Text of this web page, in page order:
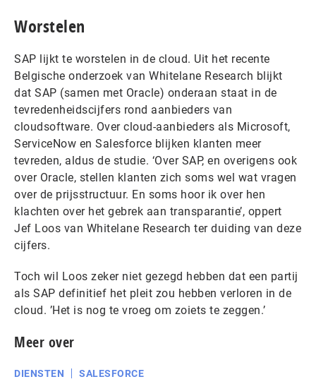
Worstelen
SAP lijkt te worstelen in de cloud. Uit het recente
Belgische onderzoek van Whitelane Research blijkt
dat SAP (samen met Oracle) onderaan staat in de
tevredenheidscijfers rond aanbieders van
cloudsoftware. Over cloud-aanbieders als Microsoft,
ServiceNow en Salesforce blijken klanten meer
tevreden, aldus de studie. ‘Over SAP, en overigens ook
over Oracle, stellen klanten zich soms wel wat vragen
over de prijsstructuur. En soms hoor ik over hen
klachten over het gebrek aan transparantie’, oppert
Jef Loos van Whitelane Research ter duiding van deze
cijfers.
Toch wil Loos zeker niet gezegd hebben dat een partij
als SAP definitief het pleit zou hebben verloren in de
cloud. ’Het is nog te vroeg om zoiets te zeggen.’
Meer over
DIENSTEN SALESFORCE